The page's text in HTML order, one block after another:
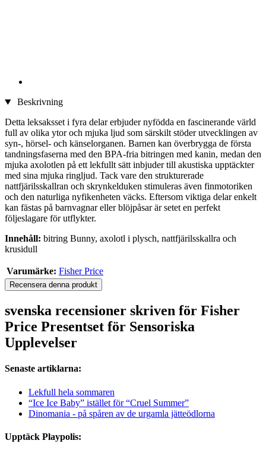
Beskrivning
Detta leksaksset i fyra delar erbjuder nyfödda en fascinerande värld
full av olika ytor och mjuka ljud som särskilt stöder utvecklingen av
syn-, hörsel- och känselorganen. Barnen kan överbrygga de första
tandningsfaserna med den BPA-fria bitringen med kanin, medan den
mjuka axolotlen på ett lekfullt sätt inbjuder till akustiska upptäckter
med sina mjuka ringljud. Tack vare den strukturerade
nattfjärilsskallran och skrynkelduken stimuleras även finmotoriken
och den naturliga nyfikenheten väcks. Eftersom viktiga delar enkelt
kan fästas på barnvagnar eller blöjpåsar är setet en perfekt
följeslagare för utflykter.
Innehåll: bitring Bunny, axolotl i plysch, nattfjärilsskallra och
krusidull
Varumärke: Fisher Price
Recensera denna produkt
svenska recensioner skriven för Fisher
Price Presentset för Sensoriska
Upplevelser
Senaste artiklarna:
Lekfull hela sommaren
“Ice Ice Baby” istället för “Cruel Summer”
Dinomania - på spåren av de urgamla jätteödlorna
Upptäck Playpolis: